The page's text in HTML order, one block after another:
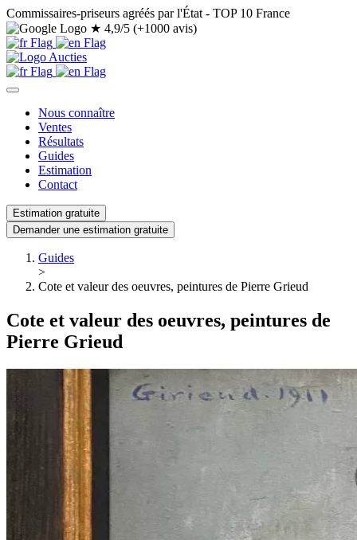
Commissaires-priseurs agréés par l'État - TOP 10 France
★ 4,9/5 (+1000 avis)
Nous connaître
Ventes
Résultats
Guides
Estimation
Contact
Estimation gratuite
Demander une estimation gratuite
Guides
>
Cote et valeur des oeuvres, peintures de Pierre Grieud
Cote et valeur des oeuvres, peintures de
Pierre Grieud